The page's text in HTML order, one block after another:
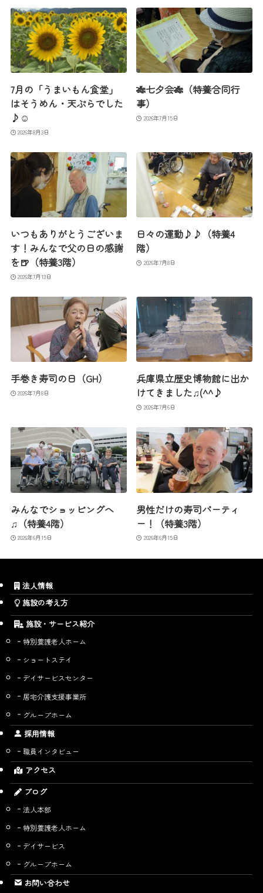
7月の「うまいもん食堂」
はそうめん・天ぷらでした
♪☺
2026年8月3日
🎋七夕会🎋（特養合同行
事）
2026年7月15日
いつもありがとうございま
す！みんなで父の日の感謝
を🍺（特養3階）
2026年7月13日
日々の運動♪♪（特養4
階）
2026年7月8日
手巻き寿司の日（GH）
2026年7月8日
兵庫県立歴史博物館に出か
けてきました♫(^^♪
2026年7月6日
みんなでショッピングへ
♫（特養4階）
2026年6月15日
男性だけの寿司パーティ
ー！（特養3階）
2026年6月15日
法人情報
施設の考え方
施設・サービス紹介
特別養護老人ホーム
ショートステイ
デイサービスセンター
居宅介護支援事業所
グループホーム
採用情報
職員インタビュー
アクセス
ブログ
法人本部
特別養護老人ホーム
デイサービス
グループホーム
お問い合わせ